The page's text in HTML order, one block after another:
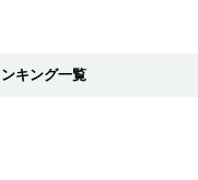
キング一覧